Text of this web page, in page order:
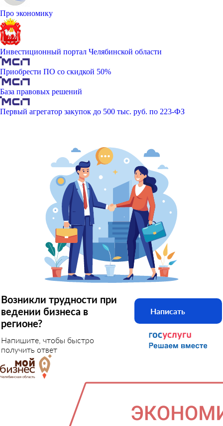
Про экономику
Инвестиционный портал Челябинской области
Приобрести ПО со скидкой 50%
База правовых решений
Первый агрегатор закупок до 500 тыс. руб. по 223-ФЗ
Возникли трудности при
ведении бизнеса в
регионе?
Напишите, чтобы быстро
получить ответ
Написать